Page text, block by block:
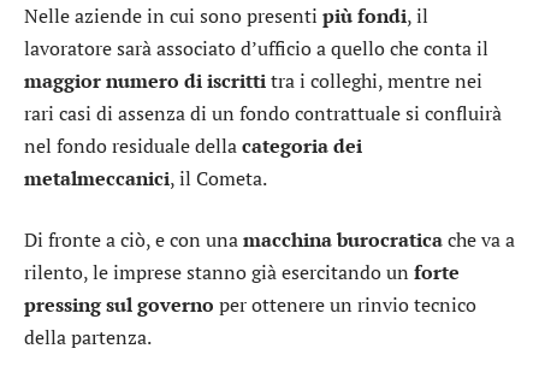
Nelle aziende in cui sono presenti più fondi, il
lavoratore sarà associato d’ufficio a quello che conta il
maggior numero di iscrittitra i colleghi, mentre nei
rari casi di assenza di un fondo contrattuale si confluirà
nel fondo residuale dellacategoria dei
metalmeccanici, il Cometa.
Di fronte a ciò, e con unamacchina burocraticache va a
rilento, le imprese stanno già esercitando un forte
pressing sul governo per ottenere un rinvio tecnico
della partenza.